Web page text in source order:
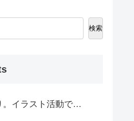
検索
。イラスト活動で…